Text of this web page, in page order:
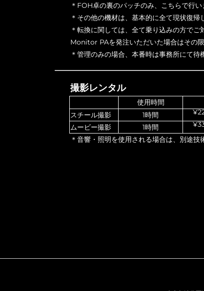
＊FOH卓の裏のパッチのみ、こちらで行い
＊その他の機材は、基本的に全て現状復帰
＊転換に関しては、全て乗り込みの方でご
Monitor PAを発注いただいた場合はその限
＊管理のみの場合、本番時は事務所にて待
撮影レンタル
使用時間
スチール撮影
1時間
ムービー撮影
1時間
＊音響・照明を使用される場合は、別途技